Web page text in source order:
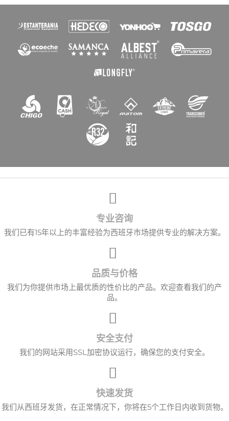
专业咨询
我们已有15年以上的丰富经验为西班牙市场提供专业的解决方案。
品质与价格
我们为你提供市场上最优质的性价比的产品。欢迎查看我们的产
品。
安全支付
我们的网站采用SSL加密协议运行，确保您的支付安全。
快速发货
我们从西班牙发货，在正常情况下，你将在5个工作日内收到货物。
取消